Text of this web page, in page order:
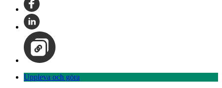
Uppleva och göra